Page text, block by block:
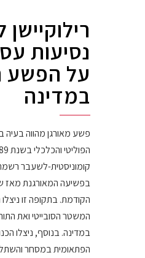
רילוקיישן
נסיעות
על הפשע
במדינה
פשע מאורגן מהווה בעיה
קומוניסטית-לשעבר
הקודמת. בתקופה זו
המשטר הסובייטי ואת
במדינה. בנוסף, ניצלו
הפתאומית במסחר